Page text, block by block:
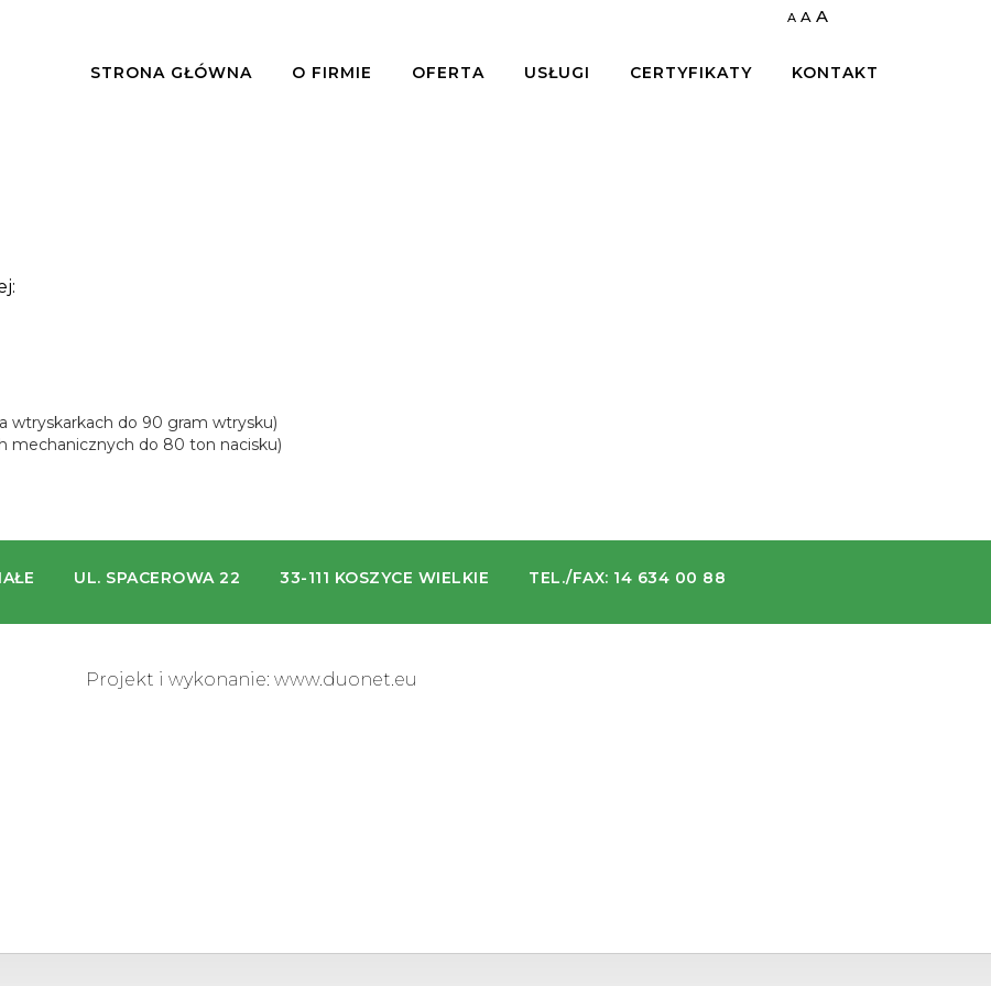
A A A
STRONA GŁÓWNA O FIRMIE OFERTA USŁUGI CERTYFIKATY KONTAKT
do 90 gram wtrysku)
mechanicznych do 80 ton nacisku)
UL. SPACEROWA 22 33-111 KOSZYCE WIELKIE TEL./FAX: 14 634 00 88
Projekt i wykonanie: www.duonet.eu